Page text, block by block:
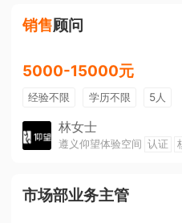
销售顾问
5000-15000元
经验不限 学历不限 5人
林女士
遵义仰望体验空间 认证
市场部业务主管